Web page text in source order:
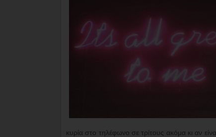
κυρία στο τηλέφωνο σε τρίτους ακόμα κι αν